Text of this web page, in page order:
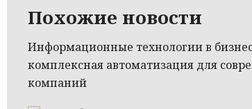
Похожие новости
Информационные технологии в
комплексная автоматизация для
компаний